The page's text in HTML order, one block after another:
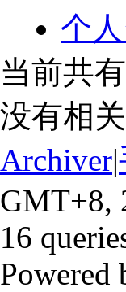
个
当前共有
没有相
Archiver|
GMT+8,
16
Powered